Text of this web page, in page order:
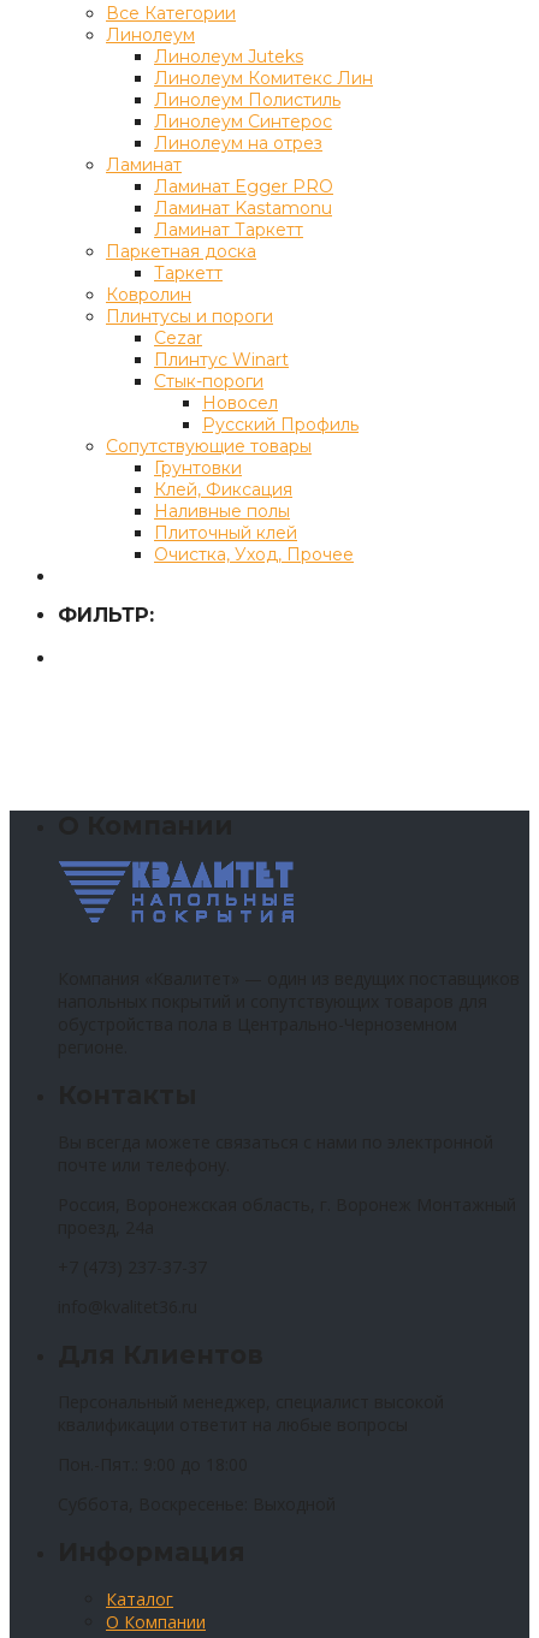
Все Категории
Линолеум
Линолеум Juteks
Линолеум Комитекс Лин
Линолеум Полистиль
Линолеум Синтерос
Линолеум на отрез
Ламинат
Ламинат Egger PRO
Ламинат Kastamonu
Ламинат Таркетт
Паркетная доска
Таркетт
Ковролин
Плинтусы и пороги
Cezar
Плинтус Winart
Стык-пороги
Новосел
Русский Профиль
Сопутствующие товары
Грунтовки
Клей, Фиксация
Наливные полы
Плиточный клей
Очистка, Уход, Прочее
ФИЛЬТР:
Каталог
О Компании